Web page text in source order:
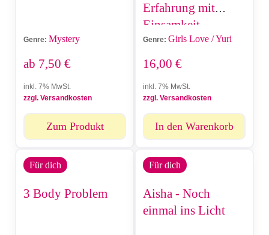
Genre: Mystery
ab 7,50 €
inkl. 7% MwSt.
zzgl. Versandkosten
Zum Produkt
Erfahrung mit
Einsamkeit
Genre: Girls Love / Yuri
16,00 €
inkl. 7% MwSt.
zzgl. Versandkosten
In den Warenkorb
Für dich
3 Body Problem
Für dich
Aisha - Noch
einmal ins Licht